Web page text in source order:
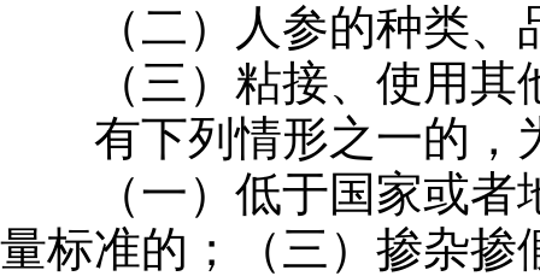
（二）人参的种类、
（三）粘接、使用其
有下列情形之一的，
（一）低于国家或者
量标准的；（三）掺杂掺